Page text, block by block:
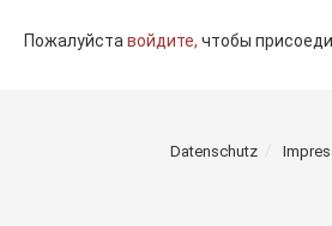
Пожалуйставойдите, чтобы
Datenschutz